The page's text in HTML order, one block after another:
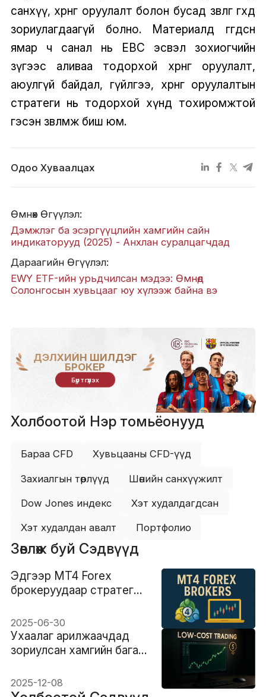
санхүү, хөрөнгө оруулалт болон бусад зөвлөгөө өгөхөд
зориулагдаагүй болно. Материалд өгөгдсөн
ямар ч санал нь EBC эсвэл зохиогчийн
зүгээс аливаа тодорхой хөрөнгө оруулалт,
аюулгүй байдал, гүйлгээ, хөрөнгө оруулалтын
стратеги нь тодорхой хүнд тохиромжтой
гэсэн зөвлөмж биш юм.
Одоо Хуваалцах
Өмнөх Өгүүлэл:
Дэмжлэг ба эсэргүүцлийн хамгийн сайн
индикаторууд (2025) - Анхлан суралцагчдад
Дараагийн Өгүүлэл:
EWY ETF-ийн урьдчилсан мэдээ: Өмнөд
Солонгосын хувьцааг юу хүлээж байна вэ
ДЭЛХИЙН ШИЛДЭГ
БРОКЕР
Бүртгүүлэх
Холбоотой Нэр томьёонууд
Бараа CFD Хувьцааны CFD-үүд
Захиалгын төрлүүд Шөнийн санхүүжилт
Dow Jones индекс Хэт худалдагдсан
Хэт худалдан авалт Портфолио
Зөвлөж буй Сэдвүүд
Эдгээр MT4 Forex
брокеруудаар стратегиа
2025-06-30
Ухаалаг арилжаачдад
зориулсан хамгийн бага
брокерын гарын авлага
2025-12-08